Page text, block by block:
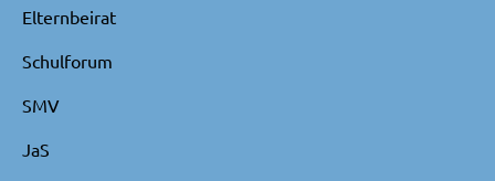
Elternbeirat
Schulforum
SMV
JaS